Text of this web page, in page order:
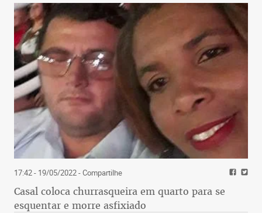
17:42 - 19/05/2022- Compartilhe
Casal coloca churrasqueira em quarto para se
esquentar e morre asfixiado